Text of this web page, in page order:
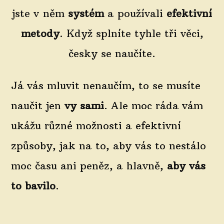
jste v něm systéma používali efektivní
metody. Když splníte tyhle tři věci,
česky se naučíte.
Já vás mluvit nenaučím, to se musíte
naučit jenvy sami. Ale moc ráda vám
ukážu různé možnosti a efektivní
způsoby, jak na to, aby vás to nestálo
moc času ani peněz, a hlavně, aby vás
to bavilo.